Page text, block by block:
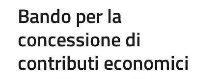
Bando per la
concessione di
contributi economici